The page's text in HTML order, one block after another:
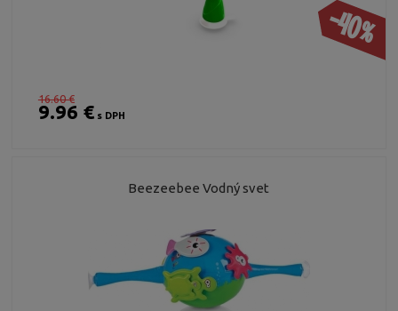
-40%
16.60 €
9.96 €s DPH
Beezeebee Vodný svet